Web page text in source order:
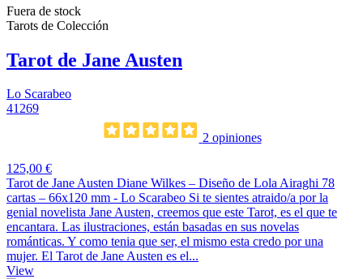
Fuera de stock
Tarots de Colección
Tarot de Jane Austen
Lo Scarabeo
41269
2 opiniones
125,00 €
Tarot de Jane Austen Diane Wilkes – Diseño de Lola Airaghi 78
cartas – 66x120 mm - Lo Scarabeo Si te sientes atraido/a por la
genial novelista Jane Austen, creemos que este Tarot, es el que te
encantara. Las ilustraciones, están basadas en sus novelas
románticas. Y como tenia que ser, el mismo esta credo por una
mujer. El Tarot de Jane Austen es el...
View